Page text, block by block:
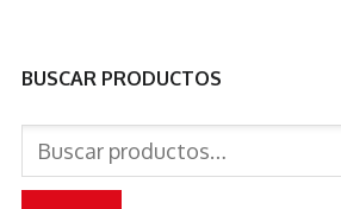
BUSCAR PRODUCTOS
Buscar
por: